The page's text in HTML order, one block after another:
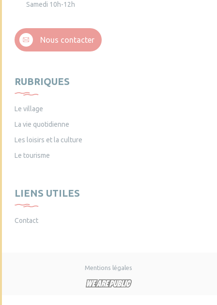
Samedi 10h-12h
Nous contacter
RUBRIQUES
Le village
La vie quotidienne
Les loisirs et la culture
Le tourisme
LIENS UTILES
Contact
Mentions légales